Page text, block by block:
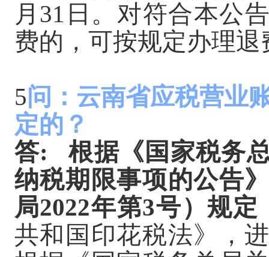
月31日。对符合本公
费的，可按规定办理退
5问：云南省应税营业
定的？
答:
根据《国家税务
纳税期限事项的公告
局2022年第3号）规定
共和国印花税法》，